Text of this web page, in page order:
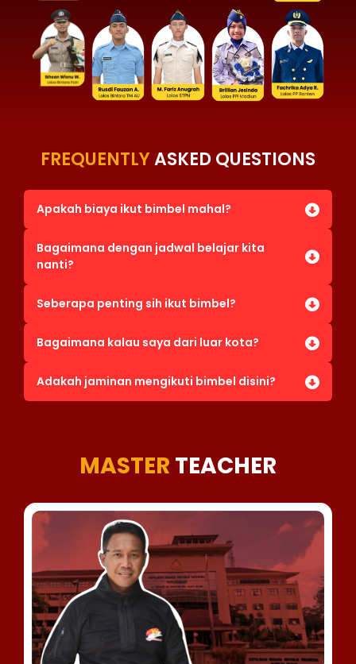
FREQUENTLYASKED QUESTIONS
Apakah biaya ikut bimbel mahal?
Bagaimana dengan jadwal belajar kita
nanti?
Seberapa penting sih ikut bimbel?
Bagaimana kalau saya dari luar kota?
Adakah jaminan mengikuti bimbel disini?
MASTER TEACHER